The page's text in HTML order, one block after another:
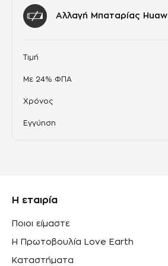
Αλλαγή Μπαταρίας
Τιμή
Με 24% ΦΠΑ
Χρόνος
Εγγύηση
Η εταιρία
Ποιοι είμαστε
Η Πρωτοβουλία Love Earth
Καταστήματα